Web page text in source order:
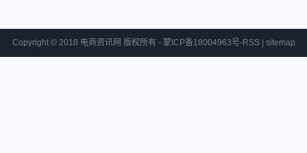
Copyright © 2018 电商资讯网 版权所有 - 蒙ICP备18004963号-RSS| sitemap